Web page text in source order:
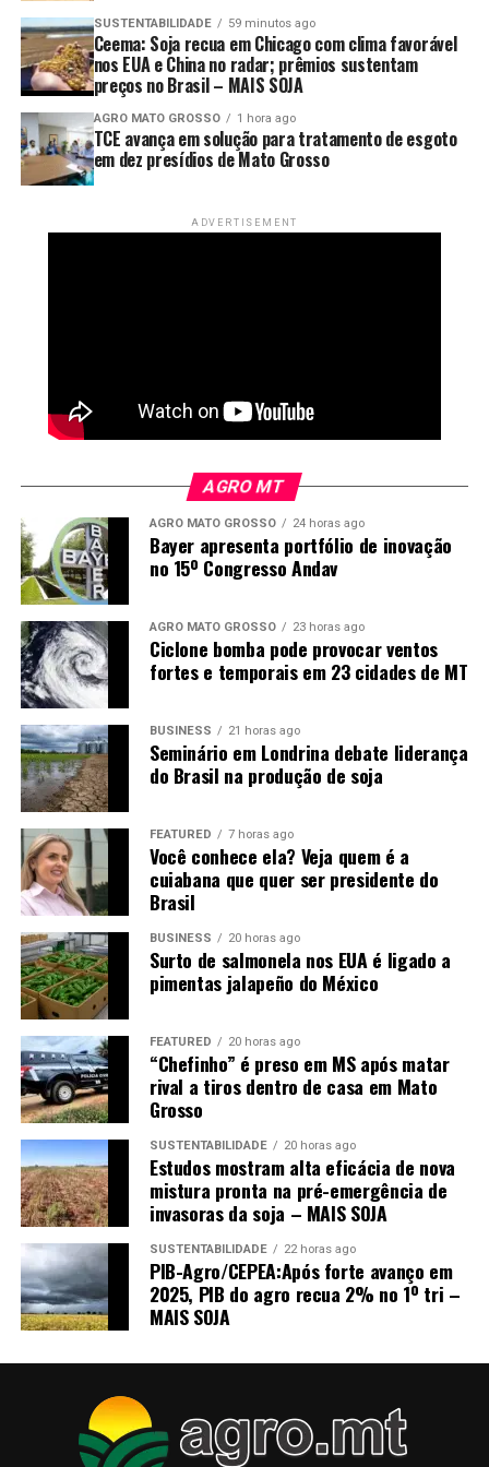
resultado da forma como a agricultura foi conduzida ao
longo das últimas décadas.
“Hoje o produtor entende
que cuidar do solo é
garantir o futuro da
própria atividade. O
forma responsável, com
tecnologia, manejo
adequado e pensando nas
próximas gerações. A
cidade cresceu junto com
esse trabalho
desenvolvido dentro das
propriedades”, explicou.
de trabalhadores da imprensa foram alvos de gases da
polícia, segundo informou o Sindicato de Imprensa de
Buenos Aires (SiPreBA).
SUSTENTABILIDADE 59 minutos ago
Ceema: Soja recua em Chicago com clima favorável
nos EUA e China no radar; prêmios sustentam
preços no Brasil – MAIS SOJA
AGRO MATO GROSSO 1 hora ago
TCE avança em solução para tratamento de esgoto
em dez presídios de Mato Grosso
ADVERTISEMENT
AGRO MT
AGRO MATO GROSSO 24 horas ago
Bayer apresenta portfólio de inovação
no 15º Congresso Andav
AGRO MATO GROSSO 23 horas ago
Ciclone bomba pode provocar ventos
fortes e temporais em 23 cidades de MT
BUSINESS 21 horas ago
Seminário em Londrina debate liderança
do Brasil na produção de soja
FEATURED 7 horas ago
Você conhece ela? Veja quem é a
cuiabana que quer ser presidente do
Brasil
BUSINESS 20 horas ago
Surto de salmonela nos EUA é ligado a
pimentas jalapeño do México
FEATURED 20 horas ago
“Chefinho” é preso em MS após matar
rival a tiros dentro de casa em Mato
Grosso
SUSTENTABILIDADE 20 horas ago
Estudos mostram alta eficácia de nova
mistura pronta na pré-emergência de
invasoras da soja – MAIS SOJA
SUSTENTABILIDADE 22 horas ago
PIB-Agro/CEPEA:Após forte avanço em
2025, PIB do agro recua 2% no 1º tri –
MAIS SOJA